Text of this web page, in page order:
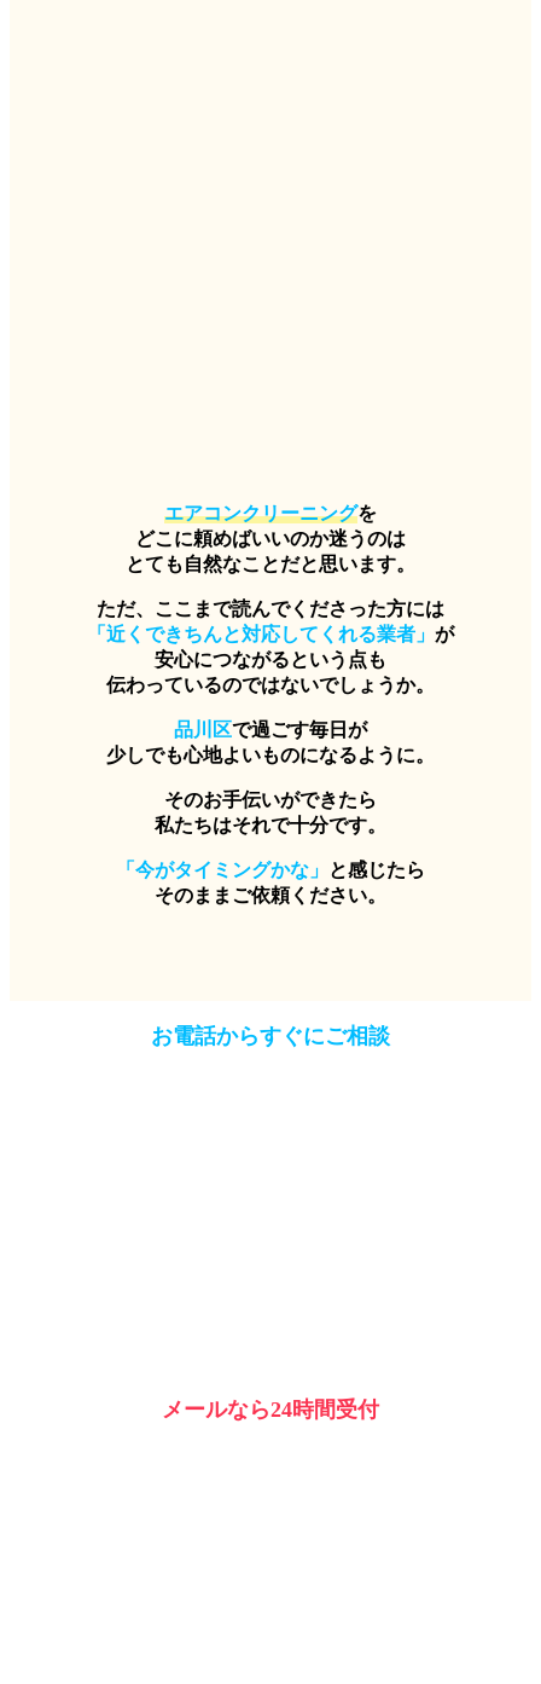
エアコンクリーニングを
どこに頼めばいいのか迷うのは
とても自然なことだと思います。
ただ、ここまで読んでくださった方には
「近くできちんと対応してくれる業者」 が
安心につながるという点も
伝わっているのではないでしょうか。
品川区で過ごす毎日が
少しでも心地よいものになるように。
そのお手伝いができたら
私たちはそれで十分です。
「今がタイミングかな」 と感じたら
そのままご依頼ください。
お電話からすぐにご相談
メールなら24時間受付